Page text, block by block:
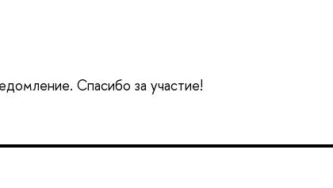
Спасибо за участие!